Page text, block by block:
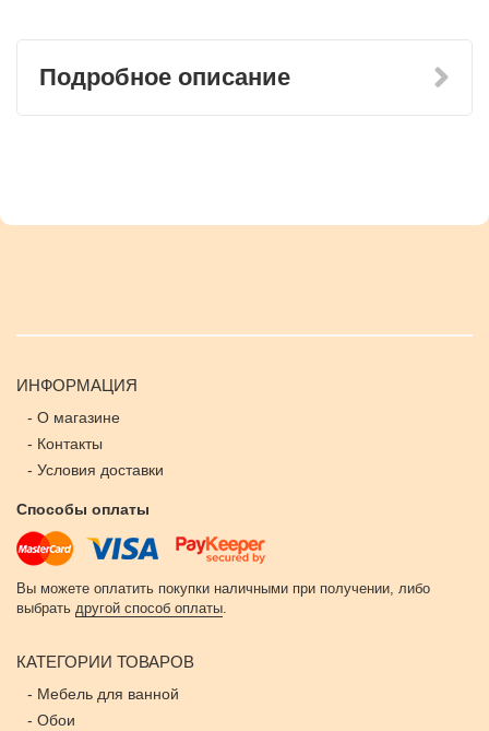
Подробное описание
ИНФОРМАЦИЯ
- О магазине
- Контакты
- Условия доставки
Способы оплаты
Вы можете оплатить покупки наличными при получении, либо
выбрать другой способ оплаты.
КАТЕГОРИИ ТОВАРОВ
- Мебель для ванной
- Обои